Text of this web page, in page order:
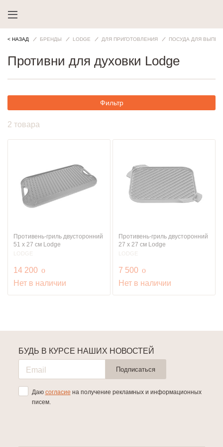
< НАЗАД БРЕНДЫ LODGE ДЛЯ ПРИГОТОВЛЕНИЯ ПОСУДА ДЛЯ
Противни для духовки Lodge
Фильтр
2 товара
Противень-гриль двусторонний
51 х 27 см Lodge
LODGE
14 200 руб.
o
Нет в наличии
Противень-гриль двусторонний
27 х 27 см Lodge
LODGE
7 500 руб.
o
Нет в наличии
БУДЬ В КУРСЕ НАШИХ НОВОСТЕЙ
Подписаться
Даю согласие на получение рекламных и информационных
писем.